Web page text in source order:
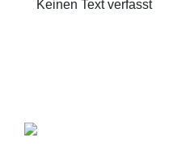
Keinen Text verfasst